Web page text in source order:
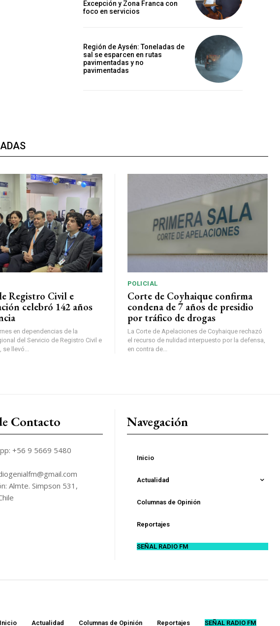
Excepción y Zona Franca con
foco en servicios
Región de Aysén: Toneladas de
sal se esparcen en rutas
pavimentadas y no
pavimentadas
Registro Civil e
celebró 142 años
en dependencias de la
del Servicio de Registro Civil e
llevó...
POLICIAL
Corte de Coyhaique confirma
condena de 7 años de presidio
por tráfico de drogas
La Corte de Apelaciones de Coyhaique rechazó
el recurso de nulidad interpuesto por la defensa,
en contra de...
Contacto
+56 9 5669 5480
Almte. Simpson 531,
Navegación
Inicio
Actualidad
Columnas de Opinión
Reportajes
SEÑAL RADIO FM
Inicio Actualidad Columnas de Opinión Reportajes SEÑAL RADIO FM